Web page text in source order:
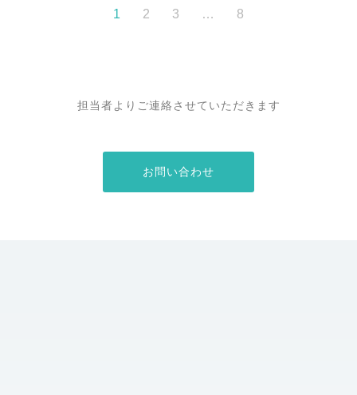
1 2 3 … 8
担当者よりご連絡させていただきます
お問い合わせ